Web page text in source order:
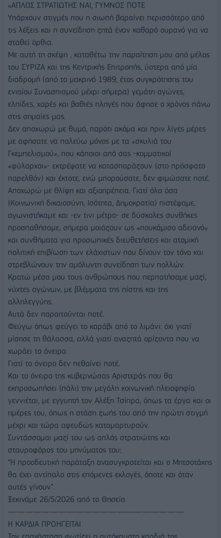
«ΑΠΛΟΣ ΣΤΡΑΤΙΩΤΗΣ ΝΑΙ, ΓΥΜΝΟΣ ΠΟΤΕ
Υπάρχουν στιγμές που η σιωπή βαραίνει περισσότερο από
τις λέξεις και η συνείδηση ζητά έναν καθαρό ουρανό για να
σταθεί όρθια.
Με αυτή τη σκέψη , καταθέτω την παραίτηση μου από μέλος
του ΣΥΡΙΖΑ και της Κεντρικής Επιτροπής, ύστερα από μία
διαδρομή (από το μακρινό 1989, έτος συγκρότησης του
ενιαίου Συνασπισμού μέχρι σήμερα) γεμάτη αγώνες,
ελπίδες, χαρές και βαθιές πληγές που άφησε ο χρόνος πάνω
στις σημαίες μας.
Δεν αποχωρώ με θυμό, παρότι ακόμα και πριν λίγες μέρες
με αφήσατε να παλεύω μόνος με τα «σκυλιά του
Γκεμπελισμού», που κάποιοι από σας -κομματικοί
«φύλαρχοι»- εκτρέψατε να κατασπαράζουν (στο πρόσφατο
παρελθόν) και έκτοτε, ενώ μπορούσατε, δεν φιμώσατε ποτέ.
Αποχωρώ με θλίψη και αξιοπρέπεια. Γιατί όλα όσα
(Κοινωνική δικαιοσύνη, Ισότητα, Δημοκρατία) πιστέψαμε,
αγωνιστήκαμε και -εν τινι μέτρο- σε δύσκολες συνθήκες
προσπαθήσαμε, σήμερα μοιάζουν ως «πουκάμισο αδειανό»
και συνθήματα για προσωπικές διευθετήσεις και ατομική
πολιτική επιβίωση των ελάχιστων που δίνουν τον τόνο και
στρεβλώνουν την αμόλυντη συνείδηση των πολλών.
Κρατώ μέσα μου τους ανθρώπους που περπατήσαμε μαζί,
νύχτες αγώνων, με βλέμματα της πίστης και της
αλληλεγγύης.
Αυτά δεν παραιτούνται ποτέ.
Φεύγω όπως φεύγει το καράβι από το λιμάνι: όχι γιατί
μίσησε τη θάλασσα, αλλά γιατί αναζητά ορίζοντα που να
χωράει το όνειρο.
Γιατί το όνειρο δεν πεθαίνει ποτέ.
Και το όνειρο της κυβερνώσας Αριστεράς που θα
εκπροσωπήσει (πάλι) την μεγάλη κοινωνική πλειοψηφία
γεννιέται, με εγγυητή τον Αλέξη Τσίπρα, όπως τα έργα και οι
ημέρες του, όπως η στάση ζωής του από την πρώτη στιγμή
μέχρι και τώρα αψευδώς καταμαρτυρούν.
Συντάσσομαι μαζί του ως απλός στρατιώτης και
σταυροφόρος του μηνύματος του:
“Η προοδευτική παράταξη ανασυγκροτείται και ο Μητσοτάκης
θα έχει αντίπαλο στις επόμενες εκλογές, όποτε και όταν
αυτές γίνουν”.
Ξεκινάμε 26/5/2026 από το Θησείο.
—————————————————————
Η ΚΑΡΔΙΑ ΠΡΟΗΓΕΙΤΑΙ